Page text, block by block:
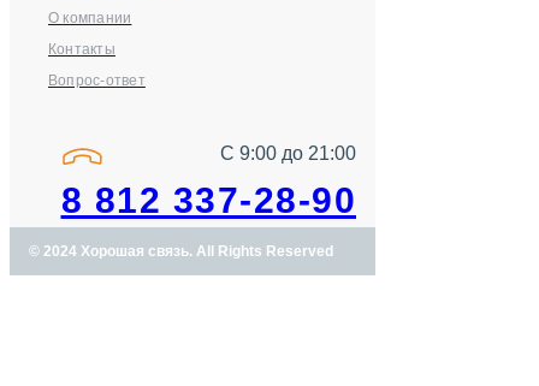
О компании
Контакты
Вопрос-ответ
С 9:00 до 21:00
8 812 337-28-90
© 2024 Хорошая связь. All Rights Reserved